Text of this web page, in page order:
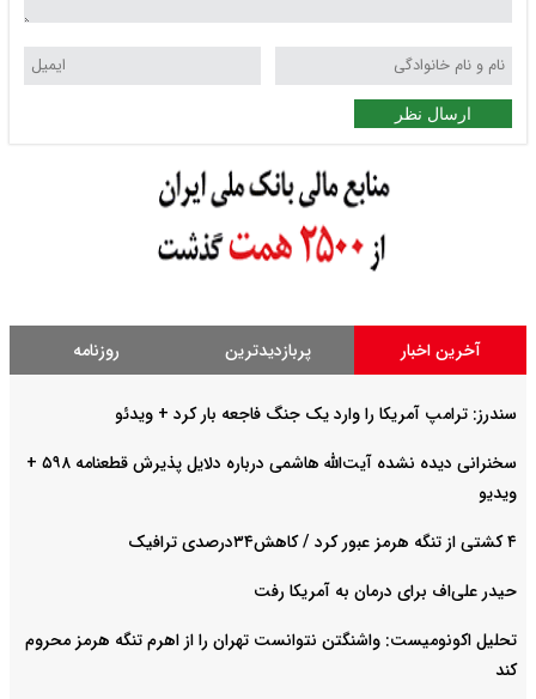
ارسال نظر
آخرین اخبار پربازدیدترین روزنامه
سندرز: ترامپ آمریکا را وارد یک جنگ فاجعه بار کرد + ویدئو
سخنرانی دیده نشده آیت‌الله هاشمی درباره دلایل پذیرش قطعنامه ۵۹۸ +
ویدیو
۴ کشتی از تنگه هرمز عبور کرد / کاهش۳۴درصدی ترافیک
حیدر علی‌اف برای درمان به آمریکا رفت
تحلیل اکونومیست: واشنگتن نتوانست تهران را از اهرم تنگه هرمز محروم
کند